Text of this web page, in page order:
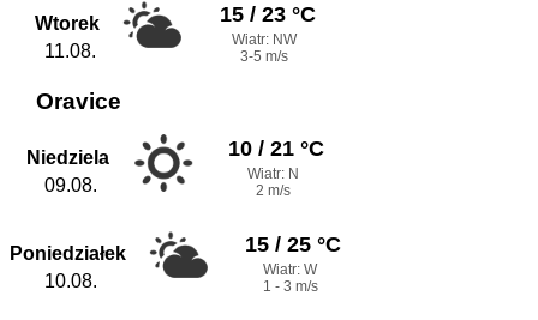
Wtorek
11.08.
15 / 23 °C
Wiatr: NW
3-5 m/s
Oravice
Niedziela
09.08.
10 / 21 °C
Wiatr: N
2 m/s
Poniedziałek
10.08.
15 / 25 °C
Wiatr: W
1 - 3 m/s